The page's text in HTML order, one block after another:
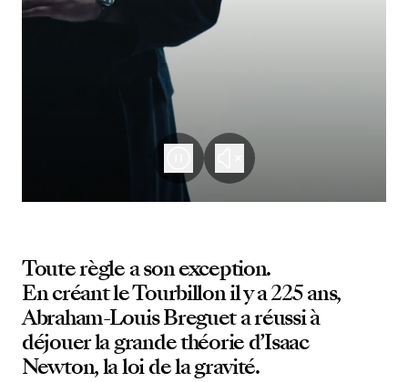
Toute règle a son exception.
En créant le Tourbillon il y a 225 ans,
Abraham-Louis Breguet a réussi à
déjouer la grande théorie d’Isaac
Newton, la loi de la gravité.